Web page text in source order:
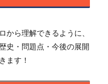
から理解できるように、
史・問題点・今後の展開
ます！